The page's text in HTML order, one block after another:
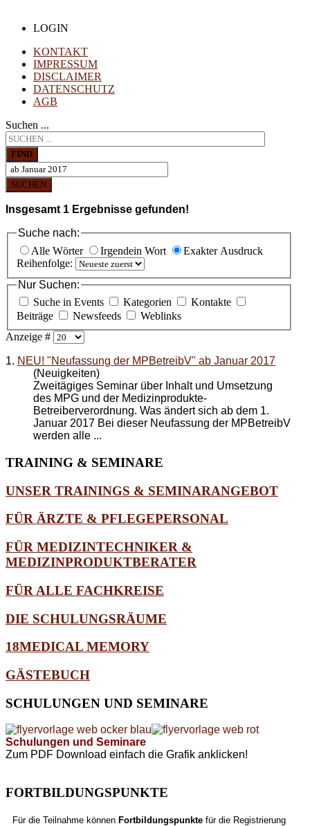
LOGIN
KONTAKT
IMPRESSUM
DISCLAIMER
DATENSCHUTZ
AGB
Suchen ...
FIND
SUCHEN
Insgesamt 1 Ergebnisse gefunden!
Suche nach:
Alle Wörter
Irgendein Wort
Exakter Ausdruck
Reihenfolge:
Nur Suchen:
Suche in Events
Kategorien
Kontakte
Beiträge
Newsfeeds
Weblinks
Anzeige #
1. NEU! "Neufassung der MPBetreibV" ab Januar 2017
(Neuigkeiten)
Zweitägiges Seminar über Inhalt und Umsetzung
des MPG und der Medizinprodukte-
Betreiberverordnung. Was ändert sich ab dem 1.
Januar 2017 Bei dieser Neufassung der MPBetreibV
werden alle ...
TRAINING & SEMINARE
UNSER TRAININGS & SEMINARANGEBOT
FÜR ÄRZTE & PFLEGEPERSONAL
FÜR MEDIZINTECHNIKER &
MEDIZINPRODUKTBERATER
FÜR ALLE FACHKREISE
DIE SCHULUNGSRÄUME
18MEDICAL MEMORY
GÄSTEBUCH
SCHULUNGEN UND SEMINARE
Schulungen und Seminare
Zum PDF Download einfach die Grafik anklicken!
FORTBILDUNGSPUNKTE
Für die Teilnahme könnenFortbildungspunktefür die Registrierung